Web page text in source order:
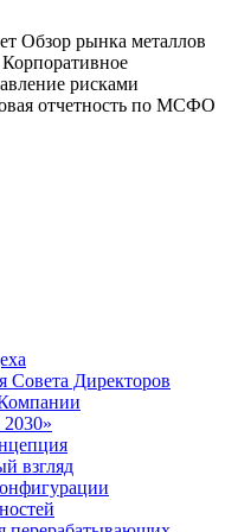
Обзор рынка металлов
Корпоративное
рисками
отчетность по МСФО
Совета Директоров
взгляд